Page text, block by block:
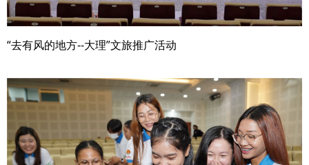
“去有风的地方--大理”文旅推广活动